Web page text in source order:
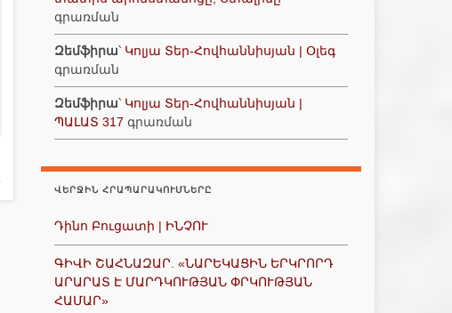
գրառման
Զեմֆիրա՝ Կոլյա Տեր-Հովհաննիսյան | Օլեգ
գրառման
Զեմֆիրա՝ Կոլյա Տեր-Հովհաննիսյան |
ՊԱԼԱՏ 317 գրառման
ՎԵՐՋԻՆ ՀՐԱՊԱՐԱԿՈՒՄՆԵՐԸ
Դինո Բուցատի | ԻՆՉՈՒ
ԳԻՎԻ ՇԱՀՆԱԶԱՐ. «ՆԱՐԵԿԱՑԻՆ ԵՐԿՐՈՐԴ
ԱՐԱՐԱՏ Է ՄԱՐԴԿՈՒԹՅԱՆ ՓՐԿՈՒԹՅԱՆ
ՀԱՄԱՐ»